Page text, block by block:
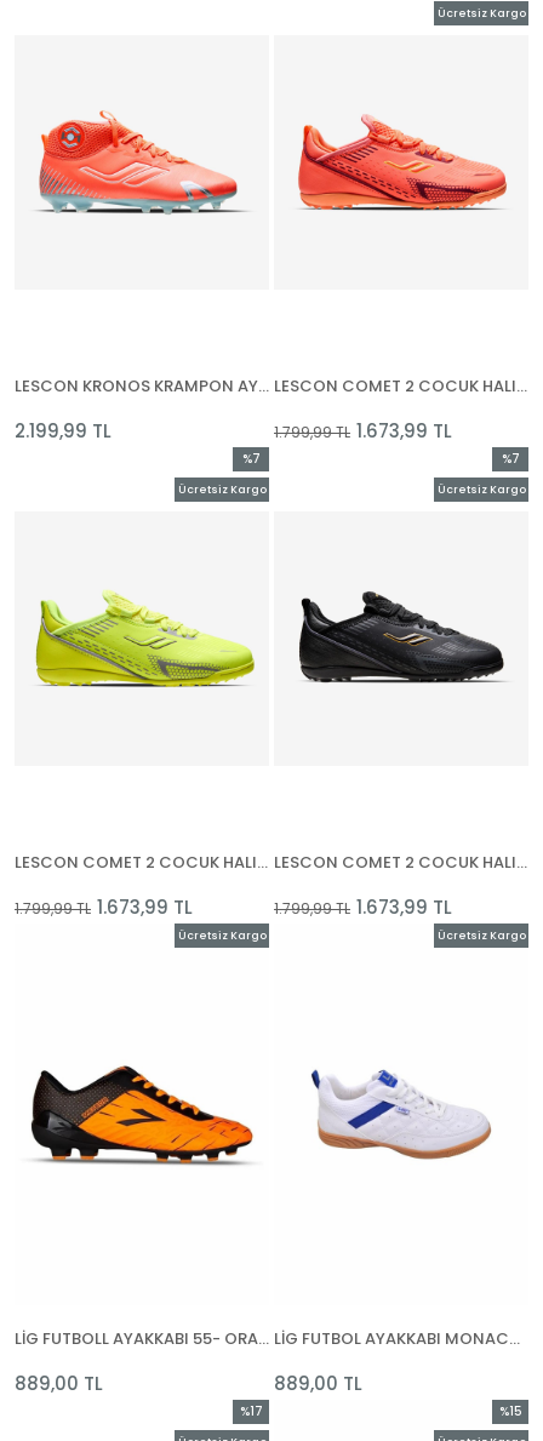
LESCON KRONOS KRAMPON AYAKKABI
2.199,99 TL
LESCON COMET 2 COCUK HALISAHA AYAKKABI
1.673,99 TL
1.799,99 TL
İndirim
Ücretsiz Kargo
LESCON COMET 2 COCUK HALISAHA AYAKKABI
1.673,99 TL
1.799,99 TL
%7
İndirim
%7İndirim
Ücretsiz Kargo
LESCON COMET 2 COCUK HALISAHA AYAKKABI
1.673,99 TL
1.799,99 TL
%7
İndirim
Ücretsiz Kargo
LİG FUTBOLL AYAKKABI 55- ORANGE
889,00 TL
Ücretsiz Kargo
LİG FUTBOL AYAKKABI MONACO INDOOR 01-BEYAZ
889,00 TL
Ücretsiz Kargo
%17
İndirim
%15
İndirim